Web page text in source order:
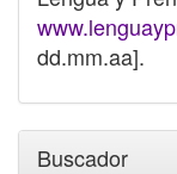
dd.mm.aa].
Buscador